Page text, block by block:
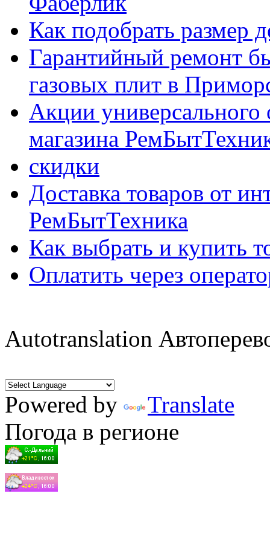
Как подобрать размер
Гарантийный ремонт
газовых плит в
Акции универсального
магазина
скидки
Доставка товаров от
РемБытТехника
Как выбрать и купить
Оплатить через
Autotranslation
Powered by
Translate
Погода в регионе